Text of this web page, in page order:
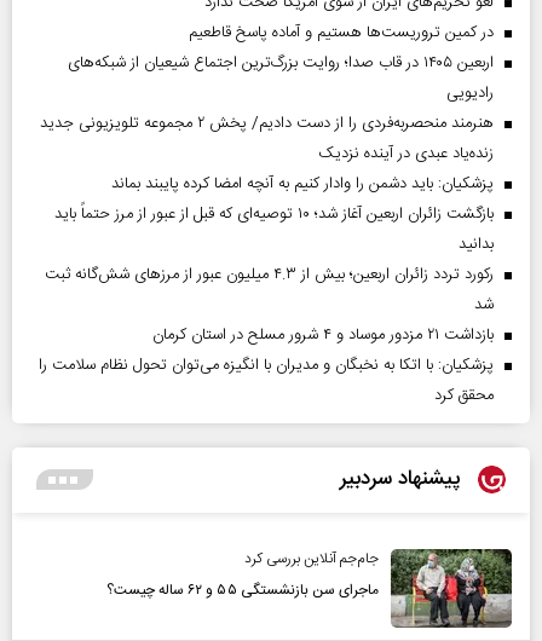
در کمین تروریست‌ها هستیم و آماده پاسخ قاطعیم
اربعین ۱۴۰۵ در قاب صدا؛ روایت بزرگ‌ترین اجتماع شیعیان از شبکه‌های
رادیویی
هنرمند منحصر‌به‌فردی را از دست دادیم/ پخش ۲ مجموعه تلویزیونی جدید
زنده‌یاد عبدی در آینده نزدیک
پزشکیان: باید دشمن را وادار کنیم به آنچه امضا کرده پایبند بماند
بازگشت زائران اربعین آغاز شد؛ ۱۰ توصیه‌ای که قبل از عبور از مرز حتماً باید
بدانید
رکورد تردد زائران اربعین؛ بیش از ۴.۳ میلیون عبور از مرزهای شش‌گانه ثبت
شد
بازداشت ۲۱ مزدور موساد و ۴ شرور مسلح در استان کرمان
پزشکیان: با اتکا به نخبگان و مدیران با انگیزه می‌توان تحول نظام سلامت را
محقق کرد
پیشنهاد سردبیر
جام‌جم آنلاین بررسی کرد
ماجرای سن بازنشستگی ۵۵ و ۶۲ ساله چیست؟